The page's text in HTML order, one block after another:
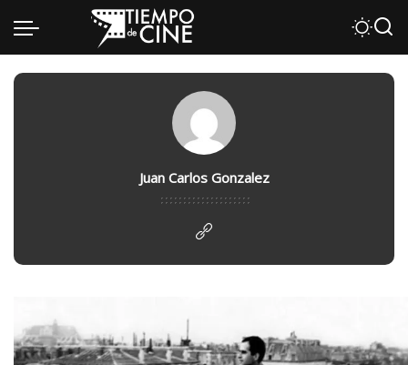
Juan Carlos Gonzalez